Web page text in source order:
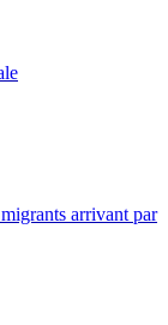
arrivant par